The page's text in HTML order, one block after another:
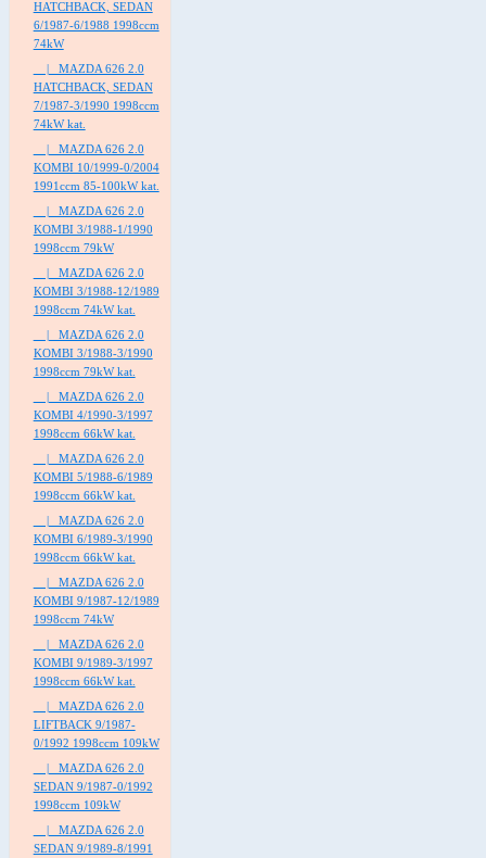
HATCHBACK, SEDAN
6/1987-6/1988 1998ccm
74kW
|_ MAZDA 626 2.0
HATCHBACK, SEDAN
7/1987-3/1990 1998ccm
74kW kat.
|_ MAZDA 626 2.0
KOMBI 10/1999-0/2004
1991ccm 85-100kW kat.
|_ MAZDA 626 2.0
KOMBI 3/1988-1/1990
1998ccm 79kW
|_ MAZDA 626 2.0
KOMBI 3/1988-12/1989
1998ccm 74kW kat.
|_ MAZDA 626 2.0
KOMBI 3/1988-3/1990
1998ccm 79kW kat.
|_ MAZDA 626 2.0
KOMBI 4/1990-3/1997
1998ccm 66kW kat.
|_ MAZDA 626 2.0
KOMBI 5/1988-6/1989
1998ccm 66kW kat.
|_ MAZDA 626 2.0
KOMBI 6/1989-3/1990
1998ccm 66kW kat.
|_ MAZDA 626 2.0
KOMBI 9/1987-12/1989
1998ccm 74kW
|_ MAZDA 626 2.0
KOMBI 9/1989-3/1997
1998ccm 66kW kat.
|_ MAZDA 626 2.0
LIFTBACK 9/1987-
0/1992 1998ccm 109kW
|_ MAZDA 626 2.0
SEDAN 9/1987-0/1992
1998ccm 109kW
|_ MAZDA 626 2.0
SEDAN 9/1989-8/1991